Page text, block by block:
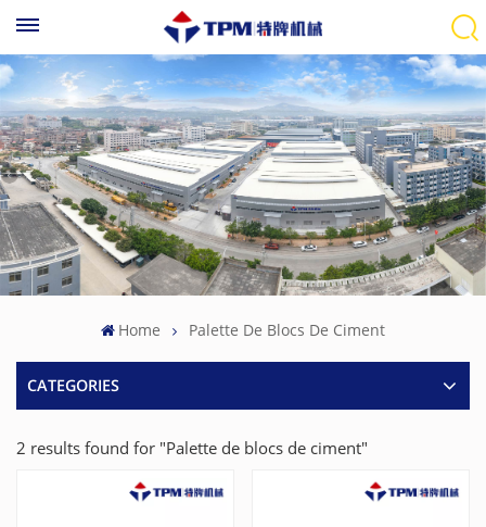
Home Palette De Blocs De Ciment
CATEGORIES
2 results found for "Palette de blocs de ciment"